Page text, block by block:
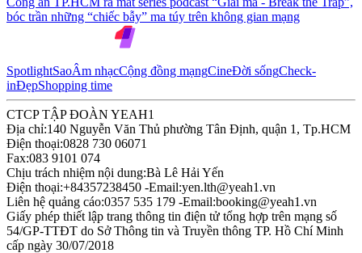
bóc trần những “chiếc bẫy” ma túy trên không gian mạng
SpotlightSaoÂm nhạcCộng đồng mạngCineĐời sốngCheck-
inĐẹpShopping time
CTCP TẬP ĐOÀN YEAH1
Địa chỉ:140 Nguyễn Văn Thủ phường Tân Định, quận 1, Tp.HCM
Điện thoại:0828 730 06071
Fax:083 9101 074
Chịu trách nhiệm nội dung:Bà Lê Hải Yến
Điện thoại:+84357238450 -Email:yen.lth@yeah1.vn
Liên hệ quảng cáo:0357 535 179 -Email:booking@yeah1.vn
Giấy phép thiết lập trang thông tin điện tử tổng hợp trên mạng số
54/GP-TTĐT do Sở Thông tin và Truyền thông TP. Hồ Chí Minh
cấp ngày 30/07/2018